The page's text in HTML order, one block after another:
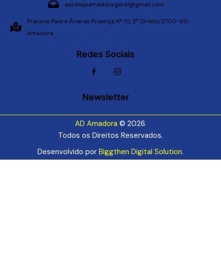
assdespamadora.geral@gmail.com
Praceta Padre Álvares Proença Nº 10, 2º Direito, 2700-631
Amadora
Redes Sociais
Newsletter
AD Amadora © 2026.
Todos os Direitos Reservados.
Desenvolvido por Biggthen Digital Solution.